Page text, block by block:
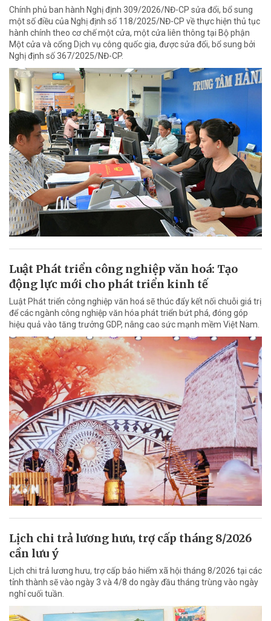
Chính phủ ban hành Nghị định 309/2026/NĐ-CP sửa đổi, bổ sung
một số điều của Nghị định số 118/2025/NĐ-CP về thực hiện thủ tục
hành chính theo cơ chế một cửa, một cửa liên thông tại Bộ phận
Một cửa và cổng Dịch vụ công quốc gia, được sửa đổi, bổ sung bởi
Nghị định số 367/2025/NĐ-CP.
Luật Phát triển công nghiệp văn hoá: Tạo
động lực mới cho phát triển kinh tế
Luật Phát triển công nghiệp văn hoá sẽ thúc đẩy kết nối chuỗi giá trị
để các ngành công nghiệp văn hóa phát triển bứt phá, đóng góp
hiệu quả vào tăng trưởng GDP, nâng cao sức mạnh mềm Việt Nam.
Lịch chi trả lương hưu, trợ cấp tháng 8/2026
cần lưu ý
Lịch chi trả lương hưu, trợ cấp bảo hiểm xã hội tháng 8/2026 tại các
tỉnh thành sẽ vào ngày 3 và 4/8 do ngày đầu tháng trùng vào ngày
nghỉ cuối tuần.